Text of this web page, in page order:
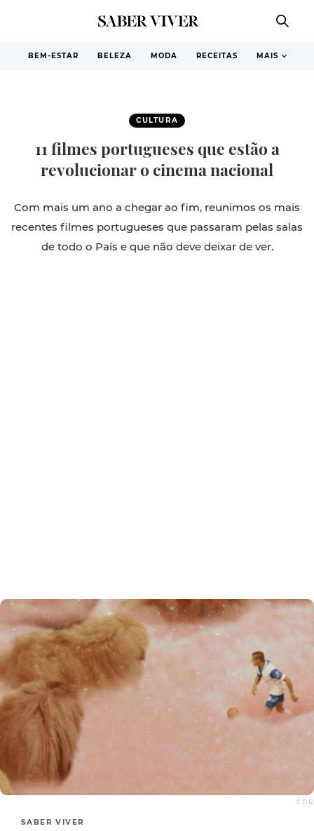
BEM-ESTAR BELEZA MODA RECEITAS MAIS
CULTURA
11 filmes portugueses que estão a
revolucionar o cinema nacional
Com mais um ano a chegar ao fim, reunimos os mais
recentes filmes portugueses que passaram pelas salas
de todo o País e que não deve deixar de ver.
© D.R.
SABER VIVER